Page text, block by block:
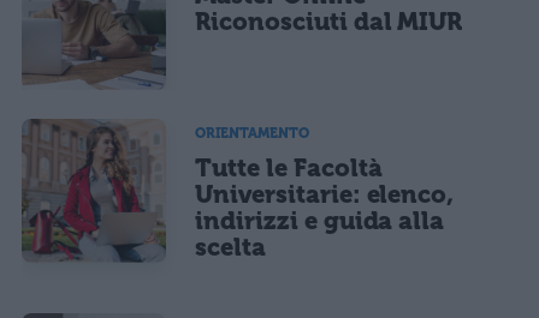
Acconsento all'uso dei miei dati da parte di terzi per finalità di
marketing diretto con modalità automatizzate o tradizionali
CONFERMA E PUBBLICARiconosciuti dal MIUR
ORIENTAMENTO
Tutte le Facoltà
Universitarie: elenco,
indirizzi e guida alla
scelta